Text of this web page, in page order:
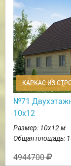
КАРКАС ИЗ
№71
10х12
Размер: 10х12 м
Общая площадь:
4944700